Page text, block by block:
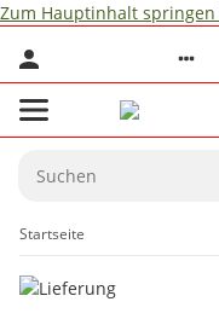
Zum Hauptinhalt springen
Startseite